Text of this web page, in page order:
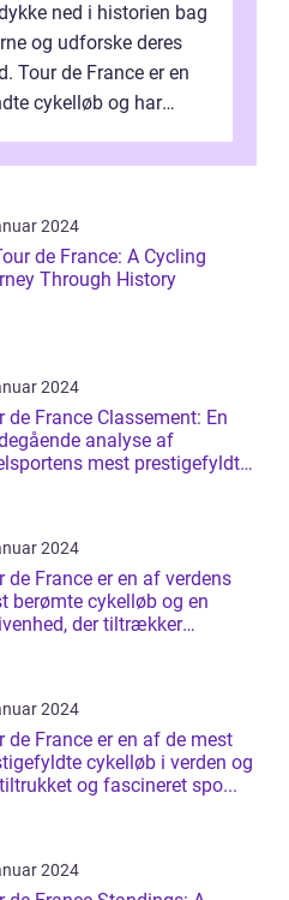
ned i historien bag
og udforske deres
Tour de France er en
cykelløb og har
2024
de France: A Cycling
Through History
2024
de France Classement: En
analyse af
mest prestigefyldte
2024
de France er en af verdens
berømte cykelløb og en
der tiltrækker
2024
de France er en af de mest
cykelløb i verden og
og fascineret spo...
2024